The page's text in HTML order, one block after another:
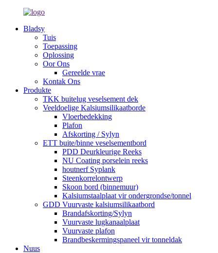
Bladsy
Tuis
Toepassing
Oplossing
Oor Ons
Gereelde vrae
Kontak Ons
Produkte
TKK buitelug veselsement dek
Veeldoelige Kalsiumsilikaatborde
Vloerbedekking
Plafon
Afskorting / Sylyn
ETT buite/binne veselsementbord
PDD Deurkleurige Reeks
NU Coating porselein reeks
houtnerf Syplank
Steenkorrelontwerp
Skoon bord (binnemuur)
Kalsiumstaalplaat vir ondergrondse/tonnel
GDD Vuurvaste kalsiumsilikaatbord
Brandafskorting/Sylyn
Vuurvaste lugkanaalplaat
Vuurvaste plafon
Brandbeskermingspaneel vir tonneldak
Nuus